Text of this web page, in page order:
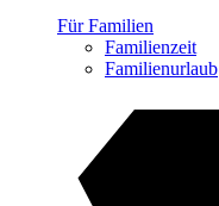
Für Familien
Familienzeit
Familienurlaub